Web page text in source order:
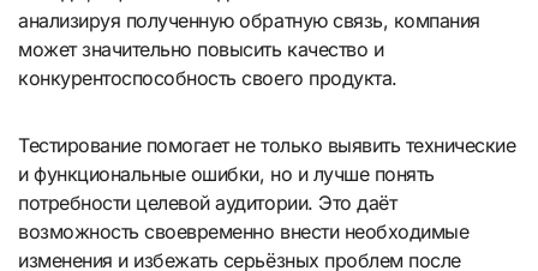
анализируя полученную обратную связь, компания
может значительно повысить качество и
конкурентоспособность своего продукта.
Тестирование помогает не только выявить технические
и функциональные ошибки, но и лучше понять
потребности целевой аудитории. Это даёт
возможность своевременно внести необходимые
изменения и избежать серьёзных проблем после